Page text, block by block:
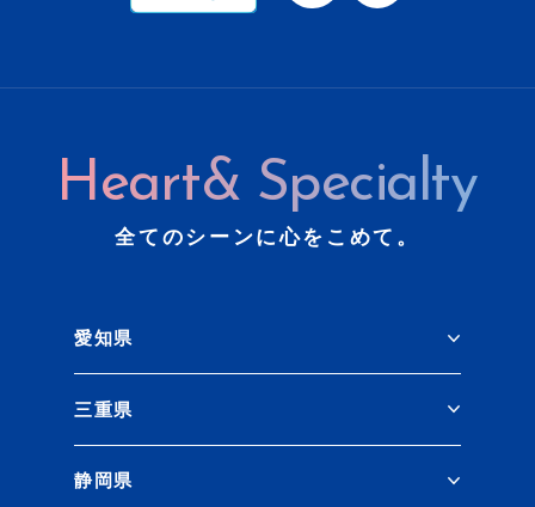
Heart& Specialty
全てのシーンに心をこめて。
愛知県
三重県
静岡県